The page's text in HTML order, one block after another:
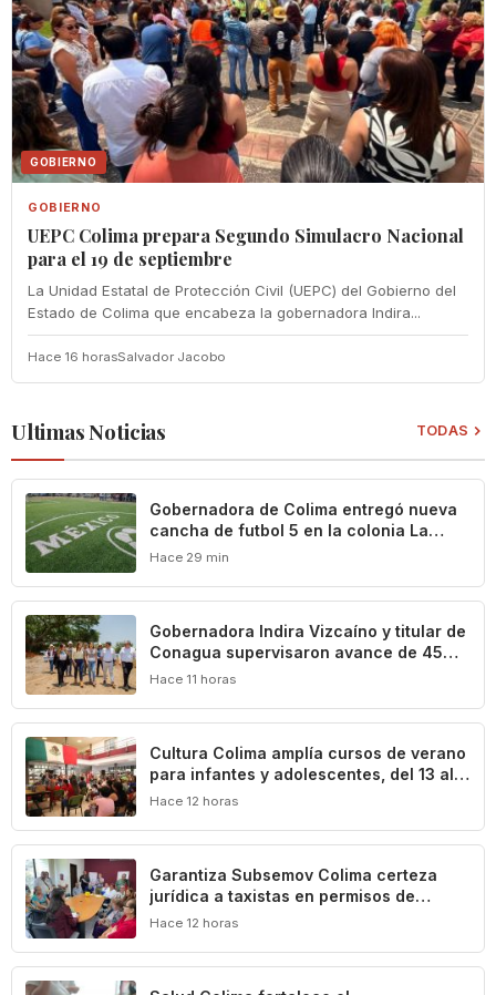
GOBIERNO
GOBIERNO
UEPC Colima prepara Segundo Simulacro Nacional
para el 19 de septiembre
La Unidad Estatal de Protección Civil (UEPC) del Gobierno del
Estado de Colima que encabeza la gobernadora Indira...
Hace 16 horasSalvador Jacobo
Ultimas Noticias TODAS
Gobernadora de Colima entregó nueva
cancha de futbol 5 en la colonia La
Reserva de La Villa
Hace 29 min
Gobernadora Indira Vizcaíno y titular de
Conagua supervisaron avance de 45%
en la construcción del acueducto ‘Agua
Hace 11 horas
Cultura Colima amplía cursos de verano
para infantes y adolescentes, del 13 al
17 de agosto
Hace 12 horas
Garantiza Subsemov Colima certeza
jurídica a taxistas en permisos de
operación de unidades ecológicas
Hace 12 horas